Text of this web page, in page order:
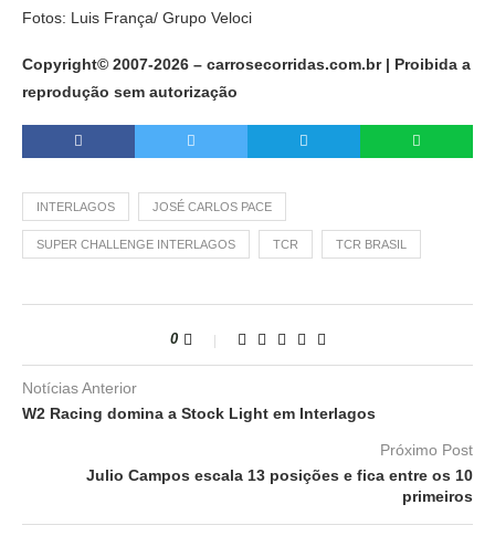
Fotos: Luis França/ Grupo Veloci
Copyright© 2007-2026 – carrosecorridas.com.br | Proibida a
reprodução sem autorização
INTERLAGOS JOSÉ CARLOS PACE
SUPER CHALLENGE INTERLAGOS TCR TCR BRASIL
0
Notícias Anterior
W2 Racing domina a Stock Light em Interlagos
Próximo Post
Julio Campos escala 13 posições e fica entre os 10
primeiros